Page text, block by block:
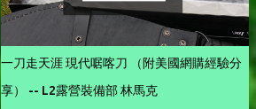
一刀走天涯 現代啹喀刀 （附美國網購經驗分
享） -- L2露營裝備部 林馬克